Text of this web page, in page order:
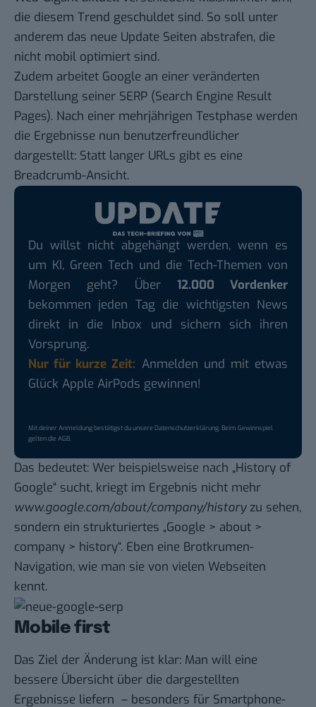
die diesem Trend geschuldet sind. So soll unter
anderem das neue Update Seiten abstrafen, die
nicht mobil optimiert sind.
Zudem arbeitet Google an einer veränderten
Darstellung seiner SERP (Search Engine Result
Pages). Nach einer mehrjährigen Testphase werden
die Ergebnisse nun benutzerfreundlicher
dargestellt: Statt langer URLs gibt es eine
Breadcrumb-Ansicht.
Du willst nicht abgehängt werden, wenn es
um KI, Green Tech und die Tech-Themen von
Morgen geht? Über 12.000 Vordenker
bekommen jeden Tag die wichtigsten News
direkt in die Inbox und sichern sich ihren
Vorsprung.
Nur für kurze Zeit: Anmelden und mit etwas
Glück Apple AirPods gewinnen!
Mit deiner Anmeldung bestätigst du unsere Datenschutzerklärung. Beim Gewinnspiel
gelten dieAGB.
Das bedeutet: Wer beispielsweise nach „History of
Google“ sucht, kriegt im Ergebnis nicht mehr
www.google.com/about/company/historyzu sehen,
sondern ein strukturiertes „Google > about >
company > history“. Eben eine Brotkrumen-
Navigation, wie man sie von vielen Webseiten
kennt.
Mobile first
Das Ziel der Änderung ist klar: Man will eine
bessere Übersicht über die dargestellten
Ergebnisse liefern – besonders für Smartphone-